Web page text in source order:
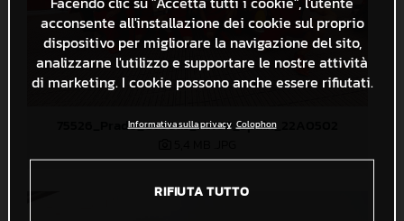
75526_Prado_GasGas_MXGP_Spain_22A0502
acconsente all'installazione dei cookie sul proprio
dispositivo per migliorare la navigazione del sito,
analizzarne l'utilizzo e supportare le nostre attività
di marketing. I cookie possono anche essere rifiutati.
Informativa sulla privacy Colophon
RIFIUTA TUTTO